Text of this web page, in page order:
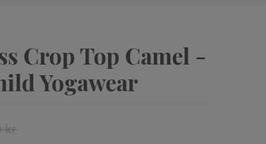
Crop Top Camel -
Yogawear
kr